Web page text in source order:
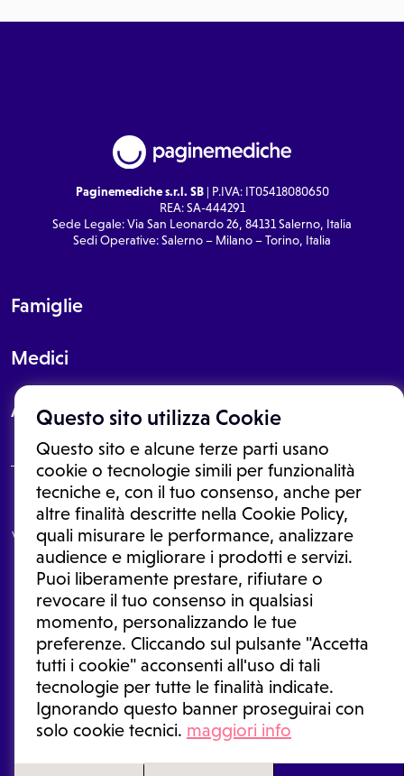
Questo sito utilizza Cookie
Questo sito e alcune terze parti usano
cookie o tecnologie simili per funzionalità
tecniche e, con il tuo consenso, anche per
altre finalità descritte nella Cookie Policy,
quali misurare le performance, analizzare
audience e migliorare i prodotti e servizi.
Puoi liberamente prestare, rifiutare o
revocare il tuo consenso in qualsiasi
momento, personalizzando le tue
preferenze. Cliccando sul pulsante "Accetta
tutti i cookie" acconsenti all'uso di tali
tecnologie per tutte le finalità indicate.
Ignorando questo banner proseguirai con
solo cookie tecnici. maggiori info
Paginemediche s.r.l. SB| P.IVA: IT05418080650
REA: SA-444291
Sede Legale: Via San Leonardo 26, 84131 Salerno, Italia
Sedi Operative: Salerno – Milano – Torino, Italia
Famiglie
Medici
About
Le informazioni proposte in questo sito non sono un consulto medico.
In nessun caso, queste informazioni sostituiscono un consulto, una
visita o una diagnosi formulata dal medico. Non si devono considerare
le informazioni disponibili come suggerimenti per la formulazione di
una diagnosi, la determinazione di un trattamento o l'assunzione o
sospensione di un farmaco senza prima consultare un medico di
medicina generale o uno specialista.
Condizioni di utilizzo|Privacy Policy |Gestione cookie
Ⓒ 2026 | Tutti i diritti riservati.